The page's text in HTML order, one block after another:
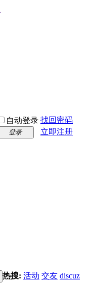
自动登录 找回密码
登录 立即注册
热搜: 活动 交友 discuz